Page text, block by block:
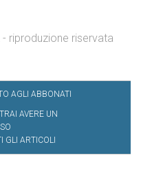
riproduzione riservata
AGLI ABBONATI
AVERE UN
GLI ARTICOLI